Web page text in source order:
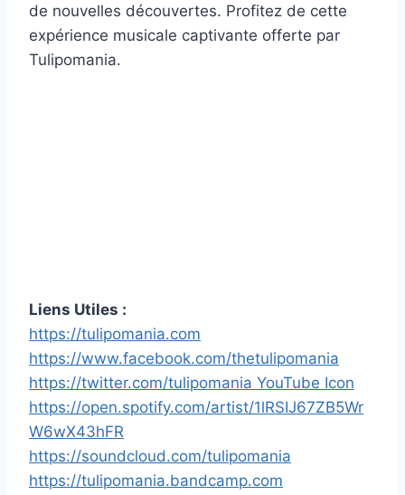
de nouvelles découvertes. Profitez de cette
expérience musicale captivante offerte par
Tulipomania.
Liens Utiles :
https://tulipomania.com
https://www.facebook.com/thetulipomania
https://twitter.com/tulipomania YouTube Icon
https://open.spotify.com/artist/1lRSIJ67ZB5Wr
W6wX43hFR
https://soundcloud.com/tulipomania
https://tulipomania.bandcamp.com